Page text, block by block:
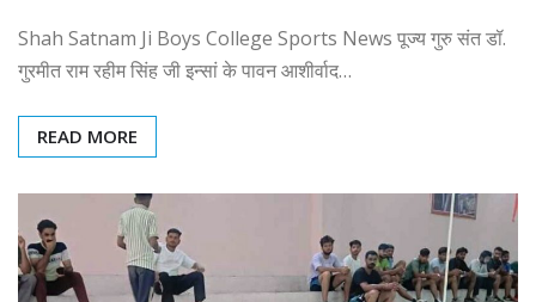
Shah Satnam Ji Boys College Sports News पूज्य गुरु संत डॉ.
गुरमीत राम रहीम सिंह जी इन्सां के पावन आशीर्वाद…
READ MORE